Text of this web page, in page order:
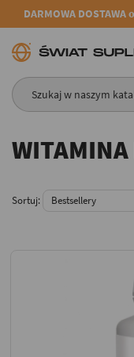
DARMOWA DOSTAWA
WITAMINA
Sortuj: Bestsellery